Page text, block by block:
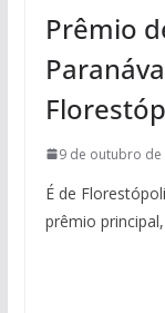
Prêmio
9 de outubro de
É de
prêmio